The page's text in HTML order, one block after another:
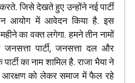
जिसे देखते हुए उन्होंने नई पार्टी
आयोग में आवेदन किया है. इस
का वक्त लगेगा. हमने तीन नामों
पार्टी, जनसत्ता दल और
का नाम शामिल है. राजा भैया ने
आरक्षण को लेकर समाज में फैल रहे